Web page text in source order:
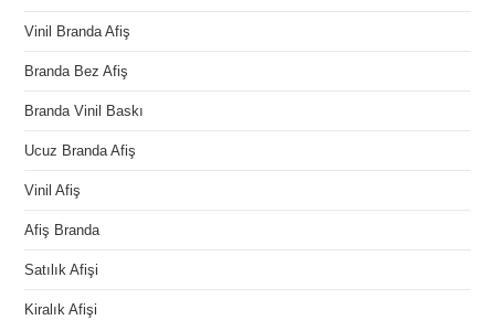
Vinil Branda Afiş
Branda Bez Afiş
Branda Vinil Baskı
Ucuz Branda Afiş
Vinil Afiş
Afiş Branda
Satılık Afişi
Kiralık Afişi